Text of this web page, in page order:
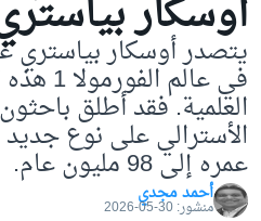
أوسكار
يتصدر أوسكار بياستري
في
العلمية. فقد أطلق
الأسترالي على نوع جديد
عمره إلى 98 مليون عام.
أحمد مجدي
منشور:30-05-2026